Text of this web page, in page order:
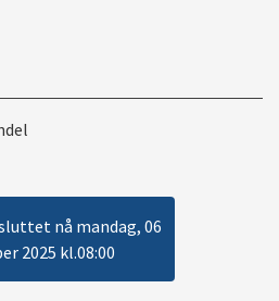
nå mandag, 06
2025 kl.08:00